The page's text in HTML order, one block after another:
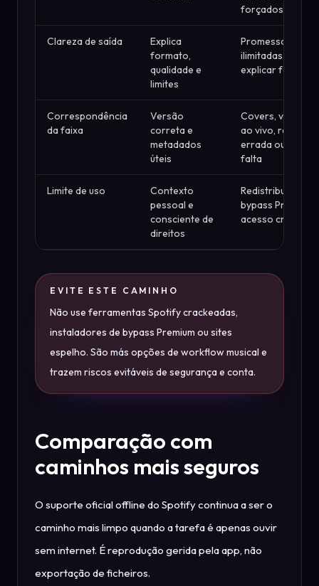
forçados
Clareza de saída
Explica
formato,
qualidade e
limites
Promessas
ilimitadas sem
explicar fonte
Correspondência
da faixa
Versão
correta e
metadados
úteis
Covers, versões
ao vivo, região
errada ou tags
falta
Limite de uso
Contexto
pessoal e
consciente de
direitos
Redistribuição,
bypass Premium
acesso
EVITE ESTE CAMINHO
Não use ferramentas Spotify crackeadas,
instaladores de bypass Premium ou sites
espelho. São más opções de workflow musical e
trazem riscos evitáveis de segurança e conta.
Comparação com
caminhos mais seguros
O suporte oficial offline do Spotify continua a ser o
caminho mais limpo quando a tarefa é apenas ouvir
sem internet. É reprodução gerida pela app, não
exportação de ficheiros.